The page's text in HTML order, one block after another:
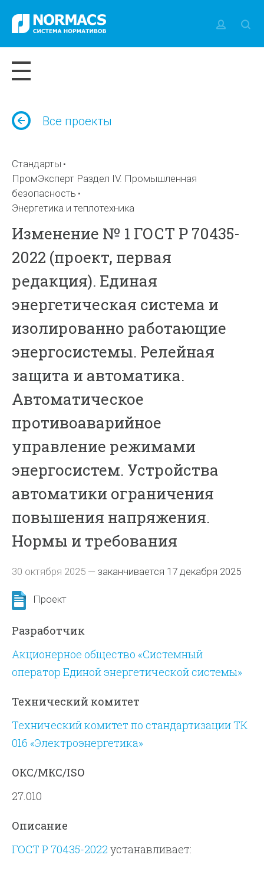
Все проекты
Стандарты
ПромЭксперт Раздел IV. Промышленная
безопасность
Энергетика и теплотехника
Изменение № 1 ГОСТ Р 70435-
2022 (проект, первая
редакция). Единая
энергетическая система и
изолированно работающие
энергосистемы. Релейная
защита и автоматика.
Автоматическое
противоаварийное
управление режимами
энергосистем. Устройства
автоматики ограничения
повышения напряжения.
Нормы и требования
30 октября 2025 —заканчивается 17 декабря 2025
Проект
Разработчик
Акционерное общество «Системный
оператор Единой энергетической системы»
Технический комитет
Технический комитет по стандартизации ТК
016 «Электроэнергетика»
ОКС/МКС/ISO
27.010
Описание
ГОСТ Р 70435-2022 устанавливает: